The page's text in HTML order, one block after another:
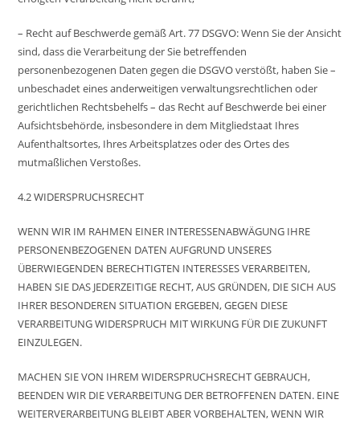
– Recht auf Beschwerde gemäß Art. 77 DSGVO: Wenn Sie der Ansicht
sind, dass die Verarbeitung der Sie betreffenden
personenbezogenen Daten gegen die DSGVO verstößt, haben Sie –
unbeschadet eines anderweitigen verwaltungsrechtlichen oder
gerichtlichen Rechtsbehelfs – das Recht auf Beschwerde bei einer
Aufsichtsbehörde, insbesondere in dem Mitgliedstaat Ihres
Aufenthaltsortes, Ihres Arbeitsplatzes oder des Ortes des
mutmaßlichen Verstoßes.
4.2 WIDERSPRUCHSRECHT
WENN WIR IM RAHMEN EINER INTERESSENABWÄGUNG IHRE
PERSONENBEZOGENEN DATEN AUFGRUND UNSERES
ÜBERWIEGENDEN BERECHTIGTEN INTERESSES VERARBEITEN,
HABEN SIE DAS JEDERZEITIGE RECHT, AUS GRÜNDEN, DIE SICH AUS
IHRER BESONDEREN SITUATION ERGEBEN, GEGEN DIESE
VERARBEITUNG WIDERSPRUCH MIT WIRKUNG FÜR DIE ZUKUNFT
EINZULEGEN.
MACHEN SIE VON IHREM WIDERSPRUCHSRECHT GEBRAUCH,
BEENDEN WIR DIE VERARBEITUNG DER BETROFFENEN DATEN. EINE
WEITERVERARBEITUNG BLEIBT ABER VORBEHALTEN, WENN WIR